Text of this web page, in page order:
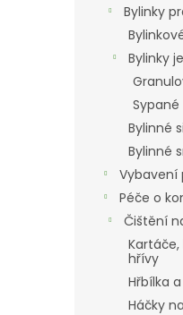
Bylinky
Bylinky
Sypané
Bylinné
Bylinné
Vybavení
Péče o
Čištění
hřívy
Hřbílka
Háčky